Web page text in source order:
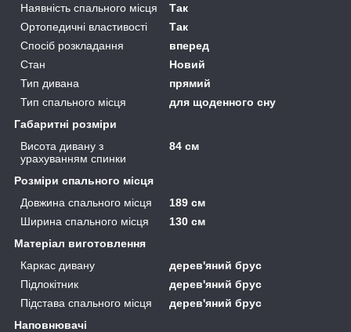
Наявність спального місця
Так
Ортопедичні властивості
Так
Спосіб розкладання
вперед
Стан
Новий
Тип дивана
прямий
Тип спального місця
для щоденного сну
Габаритні розміри
Висота дивану з
урахуванням спинки
84 см
Розміри спального місця
Довжина спального місця
189 см
Ширина спального місця
130 см
Матеріал виготовлення
Каркас дивану
дерев'яний брус
Підлокітник
дерев'яний брус
Підстава спального місця
дерев'яний брус
Наповнювачі